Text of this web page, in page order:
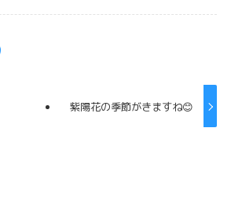
紫陽花の季節がきますね😊